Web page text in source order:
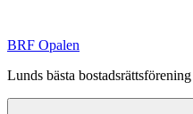
innehåll
BRF Opalen
Lunds bästa bostadsrättsförening